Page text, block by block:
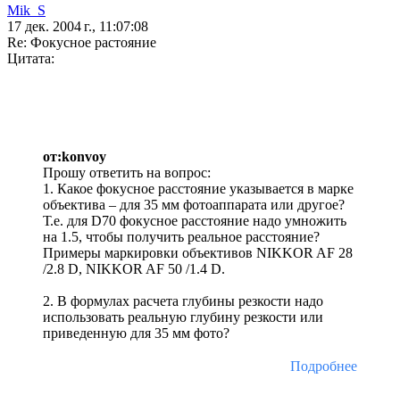
Mik_S
17 дек. 2004 г., 11:07:08
Re: Фокусное растояние
Цитата:
от:konvoy
Прошу ответить на вопрос:
1. Какое фокусное расстояние указывается в марке
объектива – для 35 мм фотоаппарата или другое?
Т.е. для D70 фокусное расстояние надо умножить
на 1.5, чтобы получить реальное расстояние?
Примеры маркировки объективов NIKKOR AF 28
/2.8 D, NIKKOR AF 50 /1.4 D.
2. В формулах расчета глубины резкости надо
использовать реальную глубину резкости или
приведенную для 35 мм фото?
Подробнее